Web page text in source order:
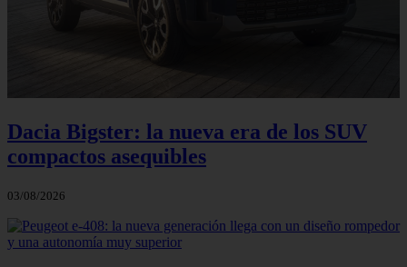
Dacia Bigster: la nueva era de los SUV
compactos asequibles
03/08/2026